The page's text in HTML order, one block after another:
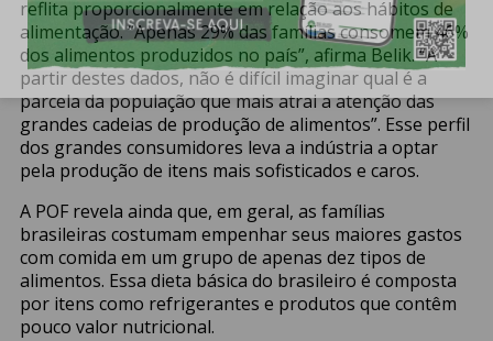
reflita proporcionalmente em relação aos hábitos de
alimentação. “Apenas 29% das famílias consomem 46%
dos alimentos produzidos no país”, afirma Belik. “A
partir destes dados, não é difícil imaginar qual é a
parcela da população que mais atrai a atenção das
grandes cadeias de produção de alimentos”. Esse perfil
dos grandes consumidores leva a indústria a optar
pela produção de itens mais sofisticados e caros.
A POF revela ainda que, em geral, as famílias
brasileiras costumam empenhar seus maiores gastos
com comida em um grupo de apenas dez tipos de
alimentos. Essa dieta básica do brasileiro é composta
por itens como refrigerantes e produtos que contêm
pouco valor nutricional.